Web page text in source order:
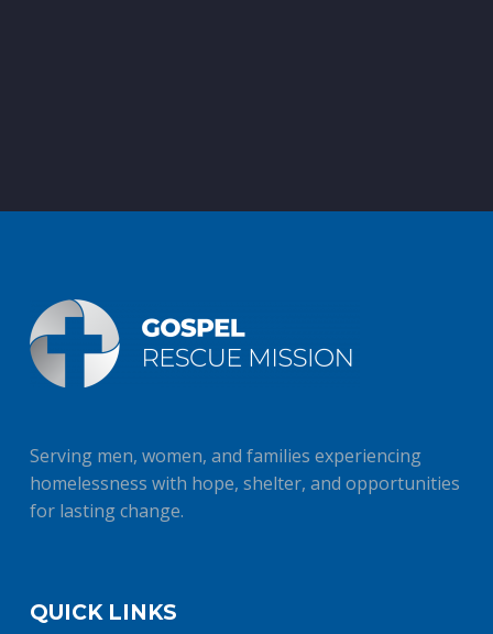
Serving men, women, and families experiencing
homelessness with hope, shelter, and opportunities
for lasting change.
QUICK LINKS